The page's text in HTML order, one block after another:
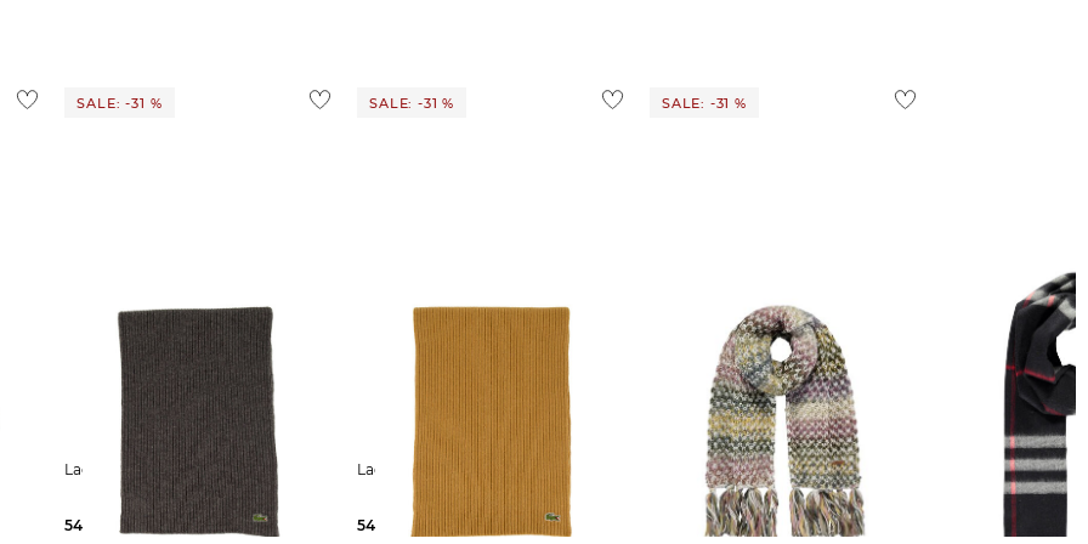
Ausland findest du hier
SALE: -31 %
Lacoste | Strickschal aus Wolle
54,99 € 80,00 €
SALE: -31 %
Lacoste | Strickschal aus Wolle
54,99 € 80,00 €
SALE: -31 %
Barts | Schal NICOLE
59,99 €
Burberry | Kaschmirschal GIANT
490,00 €